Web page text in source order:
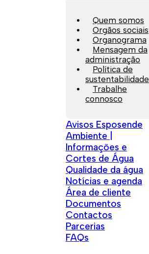
Quem somos
Orgãos sociais
Organograma
Mensagem da
administração
Política de
sustentabilidade
Trabalhe
connosco
Avisos Esposende
Ambiente |
Informações e
Cortes de Água
Qualidade da água
Notícias e agenda
Área de cliente
Documentos
Contactos
Parcerias
FAQs